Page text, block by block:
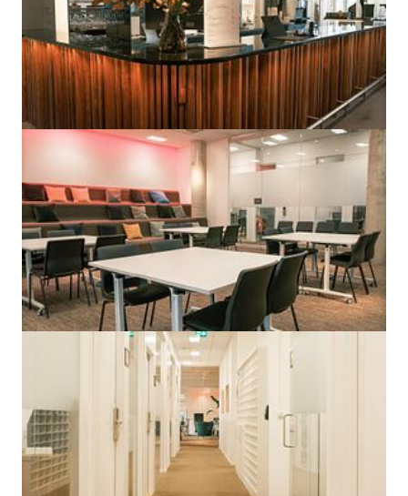
Privat Kontor | Rum 242
Begärd hyra:7 200 kr/mån
6m² • 2 arbetsplatser • 3
m²/plats
Privat Kontor | Rum 206
Begärd hyra
15 800 kr/mån
12m² • 3 arbetsplatser • 4
m²/plats
Privat Kontor | Rum 261
Begärd hyra :13 200 kr/mån
11m² • 4 arbetsplatser • 2
m²/plats
Privat Kontor | Rum 246
Begärd hyra
14m² • 4 arbetsplatser • 3
m²/plats